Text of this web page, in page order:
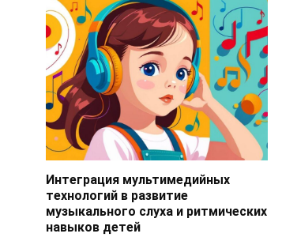
Интеграция мультимедийных
технологий в развитие
музыкального слуха и ритмических
навыков детей